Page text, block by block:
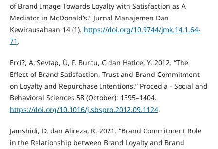
of Brand Image Towards Loyalty with Satisfaction as A
Mediator in McDonald’s.” Jurnal Manajemen Dan
Kewirausahaan 14 (1). https://doi.org/10.9744/jmk.14.1.64-
71 .
Erci?, A, Sevtap, Ü, F. Burcu, C dan Hatice, Y. 2012. “The
Effect of Brand Satisfaction, Trust and Brand Commitment
on Loyalty and Repurchase Intentions.” Procedia - Social and
Behavioral Sciences 58 (October): 1395–1404.
https://doi.org/10.1016/j.sbspro.2012.09.1124.
Jamshidi, D, dan Alireza, R. 2021. “Brand Commitment Role
in the Relationship between Brand Loyalty and Brand